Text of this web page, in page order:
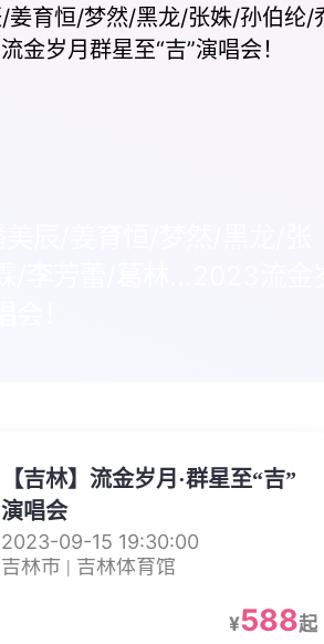
【吉林】流金岁月·群星至“吉”
演唱会
2023-09-15 19:30:00
吉林市 | 吉林体育馆
¥588起